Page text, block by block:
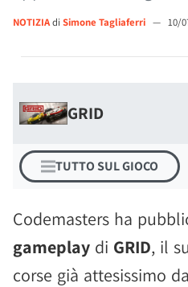
NOTIZIAdi Simone Tagliaferri — 10/
GRID
TUTTO SUL GIOCO
Codemasters ha
gameplay di GRID, il
corse già attesissimo